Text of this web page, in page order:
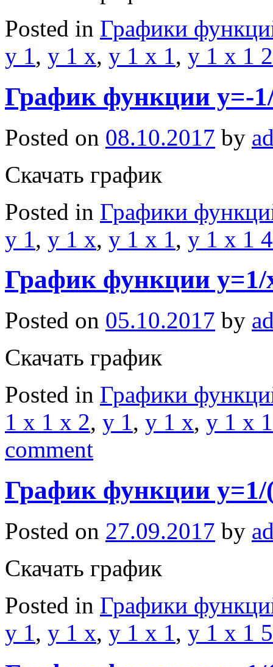
Posted in Графики
y 1, y 1 x, y 1 x 1, y 1 x 1 2
График функции y=-
Posted on 08.10.2017 by
Скачать график
Posted in Графики
y 1 , y 1 x, y 1 x 1 , y 1 x 1 4
График функции
Posted on 05.10.2017 by
Скачать график
Posted in Графики
1 x 1 x 2, y 1, y 1 x, y 1 x 1
comment
График функции y=1/
Posted on 27.09.2017 by
Скачать график
Posted in Графики
y 1, y 1 x, y 1 x 1, y 1 x 1 5